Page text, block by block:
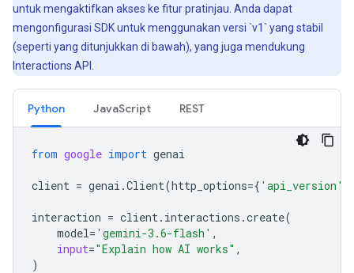
untuk mengaktifkan akses ke fitur pratinjau. Anda dapat
mengonfigurasi SDK untuk menggunakan versi `v1` yang stabil
(seperti yang ditunjukkan di bawah), yang juga mendukung
Interactions API.
Python JavaScript REST
from google import genai
client = genai .Client(http_options={ 'api_version'
interaction = client . interactions .create(
model= 'gemini-3.6-flash' ,
input="Explain how AI works" ,
)